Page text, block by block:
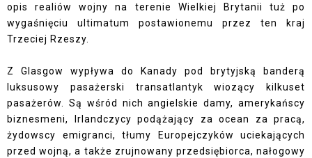
opis realiów wojny na terenie Wielkiej Brytanii tuż po
wygaśnięciu ultimatum postawionemu przez ten kraj
Trzeciej Rzeszy.
Z Glasgow wypływa do Kanady pod brytyjską banderą
luksusowy pasażerski transatlantyk wiozący kilkuset
pasażerów. Są wśród nich angielskie damy, amerykańscy
biznesmeni, Irlandczycy podążający za ocean za pracą,
żydowscy emigranci, tłumy Europejczyków uciekających
przed wojną, a także zrujnowany przedsiębiorca, nałogowy